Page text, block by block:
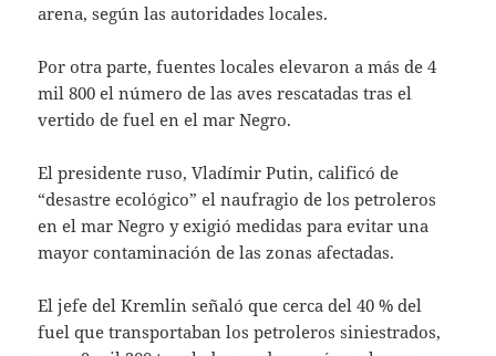
arena, según las autoridades locales.
Por otra parte, fuentes locales elevaron a más de 4
mil 800 el número de las aves rescatadas tras el
vertido de fuel en el mar Negro.
El presidente ruso, Vladímir Putin, calificó de
“desastre ecológico” el naufragio de los petroleros
en el mar Negro y exigió medidas para evitar una
mayor contaminación de las zonas afectadas.
El jefe del Kremlin señaló que cerca del 40 % del
fuel que transportaban los petroleros siniestrados,